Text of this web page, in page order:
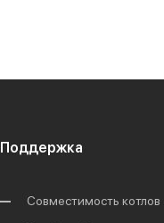
Поддержка
Совместимость котлов